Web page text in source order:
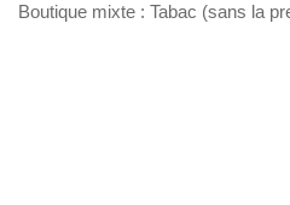
Boutique mixte : Tabac (sans la